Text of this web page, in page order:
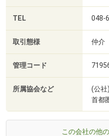
TEL 048-
取引態様 仲介
管理コード
所属協会など
(公社
首都
この会社の他